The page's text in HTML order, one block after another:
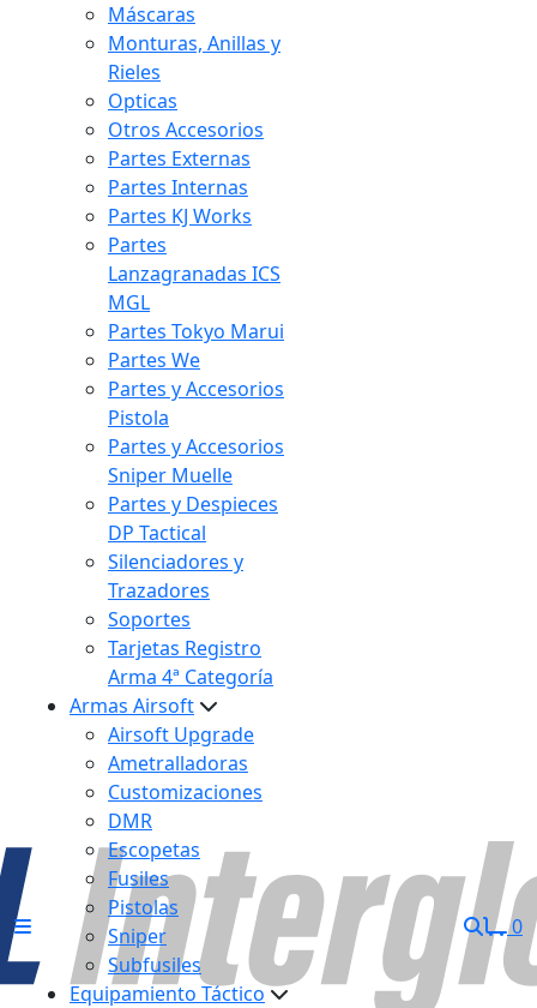
Máscaras
Monturas, Anillas y
Rieles
Opticas
Otros Accesorios
Partes Externas
Partes Internas
Partes KJ Works
Partes
Lanzagranadas ICS
MGL
Partes Tokyo Marui
Partes We
Partes y Accesorios
Pistola
Partes y Accesorios
Sniper Muelle
Partes y Despieces
DP Tactical
Silenciadores y
Trazadores
Soportes
Tarjetas Registro
Arma 4ª Categoría
Armas Airsoft
Airsoft Upgrade
Ametralladoras
Customizaciones
DMR
Escopetas
Fusiles
Pistolas
Sniper
Subfusiles
Equipamiento Táctico
0